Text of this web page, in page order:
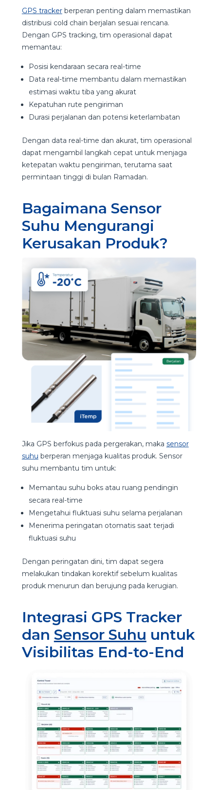
GPS trackerberperan penting dalam memastikan
distribusi cold chain berjalan sesuai rencana.
Dengan GPS tracking, tim operasional dapat
memantau:
Posisi kendaraan secara real-time
Data real-time membantu dalam memastikan
estimasi waktu tiba yang akurat
Kepatuhan rute pengiriman
Durasi perjalanan dan potensi keterlambatan
Dengan data real-time dan akurat, tim operasional
dapat mengambil langkah cepat untuk menjaga
ketepatan waktu pengiriman, terutama saat
permintaan tinggi di bulan Ramadan.
Bagaimana Sensor
Suhu Mengurangi
Kerusakan Produk?
Jika GPS berfokus pada pergerakan, maka sensor
suhu berperan menjaga kualitas produk. Sensor
suhu membantu tim untuk:
Memantau suhu boks atau ruang pendingin
secara real-time
Mengetahui fluktuasi suhu selama perjalanan
Menerima peringatan otomatis saat terjadi
fluktuasi suhu
Dengan peringatan dini, tim dapat segera
melakukan tindakan korektif sebelum kualitas
produk menurun dan berujung pada kerugian.
Integrasi GPS Tracker
dan Sensor Suhu untuk
Visibilitas End-to-End